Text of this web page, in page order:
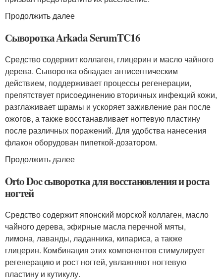
Продолжить далее
Сыворотка Arkada SerumTC16
Средство содержит коллаген, глицерин и масло чайного
дерева. Сыворотка обладает антисептическим
действием, поддерживает процессы регенерации,
препятствует присоединению вторичных инфекций кожи,
разглаживает шрамы и ускоряет заживление ран после
ожогов, а также восстанавливает ногтевую пластину
после различных поражений. Для удобства нанесения
флакон оборудован пипеткой-дозатором.
Продолжить далее
Orto Doc сыворотка для восстановления и роста
ногтей
Средство содержит японский морской коллаген, масло
чайного дерева, эфирные масла перечной мяты,
лимона, лаванды, ладанника, кипариса, а также
глицерин. Комбинация этих компонентов стимулирует
регенерацию и рост ногтей, увлажняют ногтевую
пластину и кутикулу.